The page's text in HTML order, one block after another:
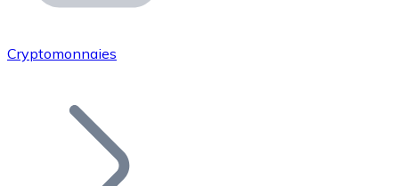
Rejoignez notre réseau de distributeurs et
Ajoutez le token de votre projet à notre service
Cryptomonnaies